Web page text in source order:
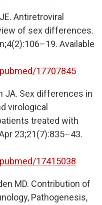
Antiretroviral
of sex differences.
Available
17707845
JA. Sex differences in
virological
treated with
23;21(7):835–43.
17415038
MD. Contribution of
Pathogenesis,